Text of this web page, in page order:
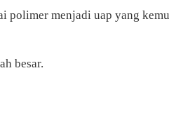
polimer menjadi uap yang
besar.